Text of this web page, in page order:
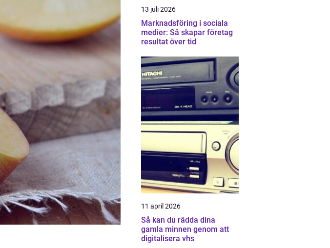
13 juli 2026
Marknadsföring i sociala
medier: Så skapar företag
resultat över tid
11 april 2026
Så kan du rädda dina
gamla minnen genom att
digitalisera vhs